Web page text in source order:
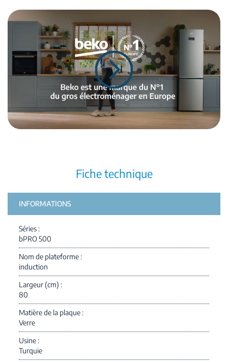
Fiche technique
INFORMATIONS
Séries
bPRO 500
Nom de plateforme
induction
Largeur (cm)
80
Matière de la plaque
Verre
Usine
Turquie